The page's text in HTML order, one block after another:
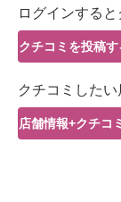
モノづくり技
エレクトロニ
電子設計の基
エネルギーの専
建設×テクノ
ログインする
クチコミを投稿す
クチコミした
店舗情報+クチコ